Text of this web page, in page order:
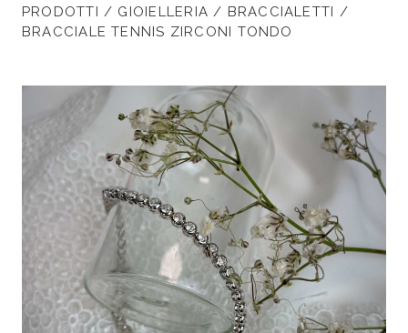
PRODOTTI / GIOIELLERIA / BRACCIALETTI /
BRACCIALE TENNIS ZIRCONI TONDO